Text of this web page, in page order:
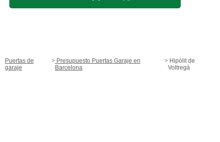
Puertas de
garaje
Presupuesto Puertas Garaje en
Barcelona
Hipòlit de
Voltregà